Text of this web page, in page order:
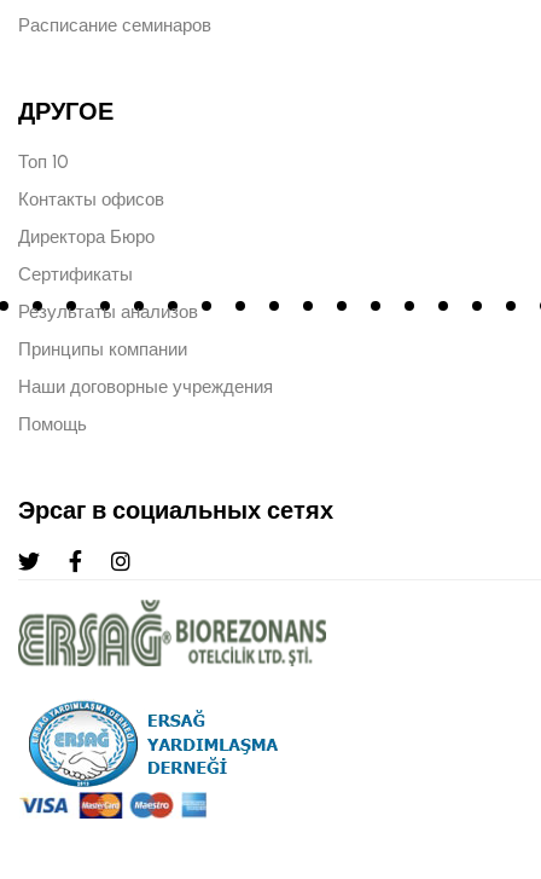
Расписание семинаров
ДРУГОЕ
Топ 10
Контакты офисов
Директора Бюро
Сертификаты
Результаты анализов
Принципы компании
Наши договорные учреждения
Помощь
Эрсаг в социальных сетях